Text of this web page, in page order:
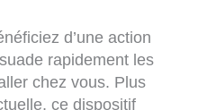
d’une action
rapidement les
chez vous. Plus
ce dispositif